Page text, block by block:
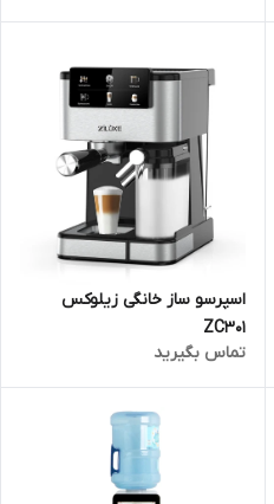
اسپرسو ساز خانگی زیلوکس
ZC301
تماس بگیرید